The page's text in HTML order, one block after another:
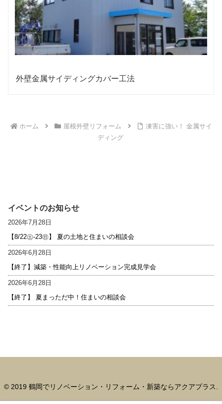
外壁金属サイディングカバー工法
ホーム 屋根外壁リフォーム
凍害に強い！ 金属サイ
ディング
イベントのお知らせ
2026年7月28日
【8/22㊏-23㊐】 夏の土地と住まいの相談会
2026年6月28日
【終了】減築・性能向上リノベーション完成見学会
2026年6月28日
【終了】 夏まっただ中！住まいの相談会
© 2019 鶴岡でリノベーション・リフォーム・新築ならアクアプラス.